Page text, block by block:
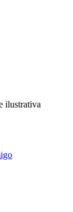
ilustrativa